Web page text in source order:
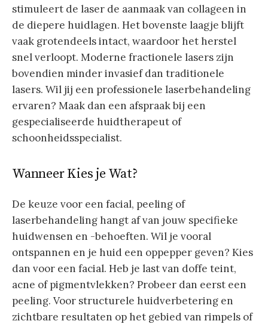
stimuleert de laser de aanmaak van collageen in
de diepere huidlagen. Het bovenste laagje blijft
vaak grotendeels intact, waardoor het herstel
snel verloopt. Moderne fractionele lasers zijn
bovendien minder invasief dan traditionele
lasers. Wil jij een professionele laserbehandeling
ervaren? Maak dan een afspraak bij een
gespecialiseerde huidtherapeut of
schoonheidsspecialist.
Wanneer Kies je Wat?
De keuze voor een facial, peeling of
laserbehandeling hangt af van jouw specifieke
huidwensen en -behoeften. Wil je vooral
ontspannen en je huid een oppepper geven? Kies
dan voor een facial. Heb je last van doffe teint,
acne of pigmentvlekken? Probeer dan eerst een
peeling. Voor structurele huidverbetering en
zichtbare resultaten op het gebied van rimpels of